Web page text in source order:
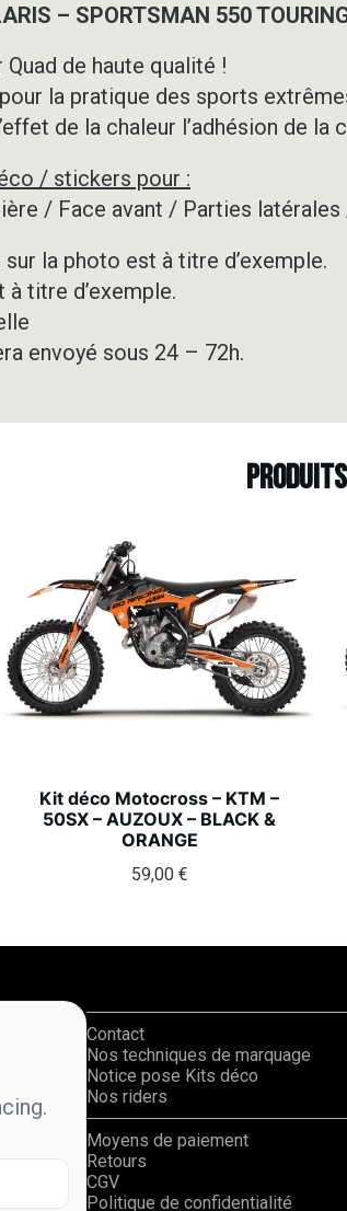
– SPORTSMAN 550
de haute qualité !
la pratique des sports
de la chaleur l’adhésion de la
/ stickers pour :
/ Face avant / Parties
la photo est à titre d’exemple.
titre d’exemple.
envoyé sous 24 – 72h.
Kit déco Motocross – KTM –
50SX – AUZOUX – BLACK &
ORANGE
59,00 €
Contact
Nos techniques de marquage
Notice pose Kits déco
Nos riders
Moyens de paiement
Retours
CGV
Politique de confidentialité